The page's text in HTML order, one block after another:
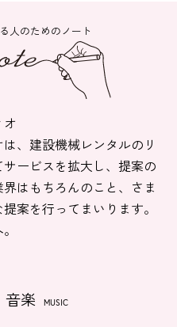
人のためのノート
、建設機械レンタルのリ
ービスを拡大し、提案の
はもちろんのこと、さま
案を行ってまいります。
音楽 MUSIC